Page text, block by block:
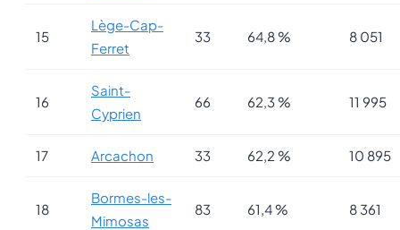
15
Lège-Cap-
Ferret
33 64,8 % 8 051
16
Saint-
Cyprien
66 62,3 % 11 995
17 Arcachon 33 62,2 % 10 895
18
Bormes-les-
Mimosas
83 61,4 % 8 361